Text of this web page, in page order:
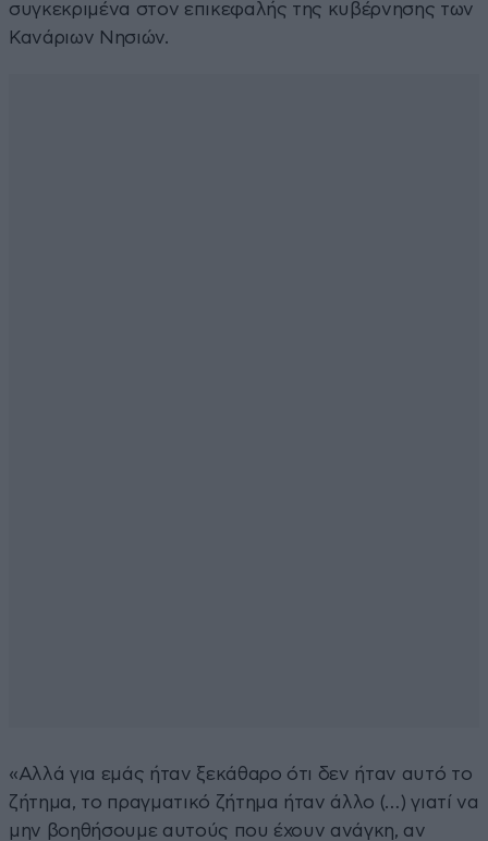
συγκεκριμένα στον επικεφαλής της κυβέρνησης των
Κανάριων Νησιών.
«Αλλά για εμάς ήταν ξεκάθαρο ότι δεν ήταν αυτό το
ζήτημα, το πραγματικό ζήτημα ήταν άλλο (…) γιατί να
μην βοηθήσουμε αυτούς που έχουν ανάγκη, αν